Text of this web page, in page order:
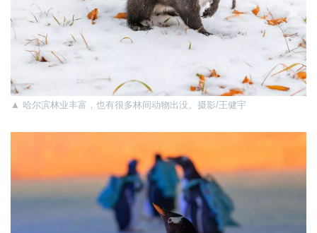
▲ 哈尔滨林业丰富，也有很多林间动物出没。摄影/王健宇